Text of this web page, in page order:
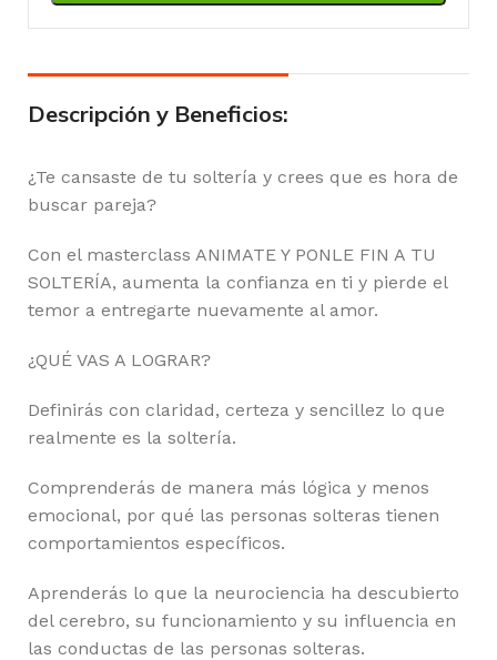
Descripción y Beneficios:
¿Te cansaste de tu soltería y crees que es hora de
buscar pareja?
Con el masterclass ANIMATE Y PONLE FIN A TU
SOLTERÍA, aumenta la confianza en ti y pierde el
temor a entregarte nuevamente al amor.
¿QUÉ VAS A LOGRAR?
Definirás con claridad, certeza y sencillez lo que
realmente es la soltería.
Comprenderás de manera más lógica y menos
emocional, por qué las personas solteras tienen
comportamientos específicos.
Aprenderás lo que la neurociencia ha descubierto
del cerebro, su funcionamiento y su influencia en
las conductas de las personas solteras.